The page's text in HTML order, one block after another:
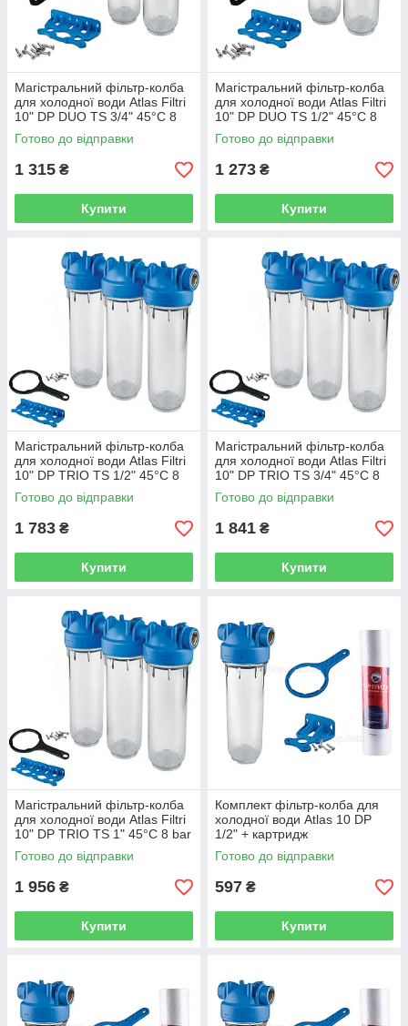
Магістральний фільтр-колба
для холодної води Atlas Filtri
10" DP DUO TS 3/4" 45°C 8
bar ZA3110680
Готово до відправки
1 315 ₴
Купити
Магістральний фільтр-колба
для холодної води Atlas Filtri
10" DP DUO TS 1/2" 45°C 8
bar ZA3100680
Готово до відправки
1 273 ₴
Купити
Магістральний фільтр-колба
для холодної води Atlas Filtri
10" DP TRIO TS 1/2" 45°C 8
bar ZA3300680
Готово до відправки
1 783 ₴
Купити
Магістральний фільтр-колба
для холодної води Atlas Filtri
10" DP TRIO TS 3/4" 45°C 8
bar ZA3310680
Готово до відправки
1 841 ₴
Купити
Магістральний фільтр-колба
для холодної води Atlas Filtri
10" DP TRIO TS 1" 45°C 8 bar
ZA3320680 / ZA1400701
Готово до відправки
1 956 ₴
Купити
Комплект фільтр-колба для
холодної води Atlas 10 DP
1/2" + картридж
поліпропіленовий Bio+
Systems PP-10
Готово до відправки
597 ₴
Купити